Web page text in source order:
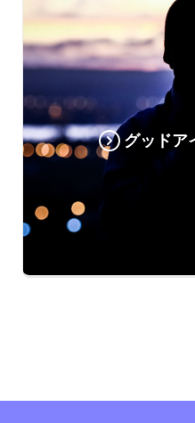
グッドア